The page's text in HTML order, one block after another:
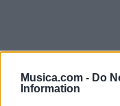
Musica.com - Do
Information